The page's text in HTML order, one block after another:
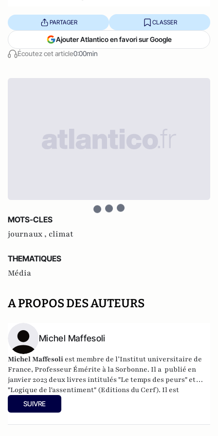
Écoutez cet article0:00min
PARTAGER CLASSER
Ajouter Atlantico en favori sur Google
MOTS-CLES
journaux , climat
THEMATIQUES
Média
A PROPOS DES AUTEURS
Michel Maffesoli
Michel Maffesoli est membre de l’Institut universitaire de
France, Professeur Émérite à la Sorbonne. Il a publié en
janvier 2023 deux livres intitulés "Le temps des peurs" et
"Logique de l'assentiment" (Editions du Cerf). Il est
également l'auteur de livres encore "Écosophie" (Ed du Cerf,
2017), "Êtres postmoderne" ( Ed du Cerf 2018), "La nostalgie
SUIVRE